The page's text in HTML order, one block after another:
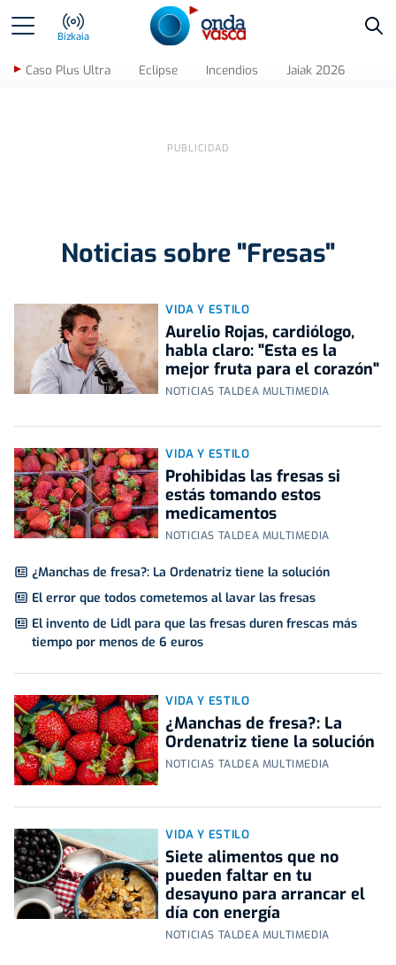
Bizkaia
Caso Plus Ultra Eclipse Incendios Jaiak 2026
Noticias sobre "Fresas"
VIDA Y ESTILO
Aurelio Rojas, cardiólogo,
habla claro: "Esta es la
mejor fruta para el corazón"
NOTICIAS TALDEA MULTIMEDIA
VIDA Y ESTILO
Prohibidas las fresas si
estás tomando estos
medicamentos
NOTICIAS TALDEA MULTIMEDIA
¿Manchas de fresa?: La Ordenatriz tiene la solución
El error que todos cometemos al lavar las fresas
El invento de Lidl para que las fresas duren frescas más
tiempo por menos de 6 euros
VIDA Y ESTILO
¿Manchas de fresa?: La
Ordenatriz tiene la solución
NOTICIAS TALDEA MULTIMEDIA
VIDA Y ESTILO
Siete alimentos que no
pueden faltar en tu
desayuno para arrancar el
día con energía
NOTICIAS TALDEA MULTIMEDIA